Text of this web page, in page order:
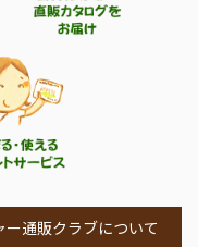
ー通販クラブについて